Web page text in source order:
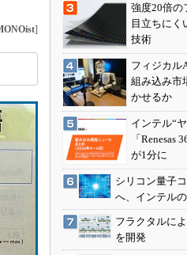
]
強度20倍の
目立ちにく
技術
フィジカル
組み込み市
かせるか
インテル“
「Renesas
が1分に
シリコン量子
へ、インテル
フラクタルに
を開発